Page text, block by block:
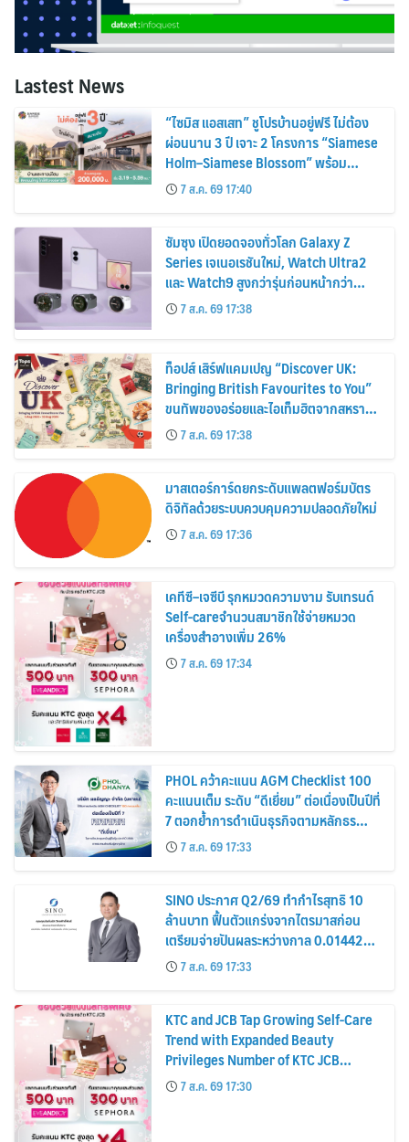
Lastest News
“ไซมิส แอสเสท” ชูโปรบ้านอยู่ฟรี ไม่ต้อง
ผ่อนนาน 3 ปี เจาะ 2 โครงการ “Siamese
Holm–Siamese Blossom” พร้อม
ส่วนลดและสิทธิพิเศษถึง 31 สิงหาคม
2569
7 ส.ค. 69 17:40
ซัมซุง เปิดยอดจองทั่วโลก Galaxy Z
Series เจเนอเรชันใหม่, Watch Ultra2
และ Watch9 สูงกว่ารุ่นก่อนหน้ากว่า
30%7 ส.ค. 69 17:38
ท็อปส์ เสิร์ฟแคมเปญ “Discover UK:
Bringing British Favourites to You”
ขนทัพของอร่อยและไอเท็มฮิตจากสหราช
อาณาจักร ส่งตรงถึงมือตั้งแต่วันนี้ – 18
สิงหาคมนี้
7 ส.ค. 69 17:38
มาสเตอร์การ์ดยกระดับแพลตฟอร์มบัตร
ดิจิทัลด้วยระบบควบคุมความปลอดภัยใหม่
7 ส.ค. 69 17:36
เคทีซี–เจซีบี รุกหมวดความงาม รับเทรนด์
Self-careจำนวนสมาชิกใช้จ่ายหมวด
เครื่องสำอางเพิ่ม 26%
7 ส.ค. 69 17:34
PHOL คว้าคะแนน AGM Checklist 100
คะแนนเต็ม ระดับ “ดีเยี่ยม” ต่อเนื่องเป็นปีที่
7 ตอกย้ำการดำเนินธุรกิจตามหลักธร
รมาภิบาล โปร่งใส สร้างความเชื่อมั่นผู้ถือ
หุ้น
7 ส.ค. 69 17:33
SINO ประกาศ Q2/69 ทำกำไรสุทธิ 10
ล้านบาท ฟื้นตัวแกร่งจากไตรมาสก่อน
เตรียมจ่ายปันผลระหว่างกาล 0.014423
บาทต่อหุ้น ครึ่งปีหลังมุ่งเติบโตต่อเนื่อง
7 ส.ค. 69 17:33
KTC and JCB Tap Growing Self-Care
Trend with Expanded Beauty
Privileges Number of KTC JCB
Cardmembers Spending on
Cosmetics Rises 26%
7 ส.ค. 69 17:30